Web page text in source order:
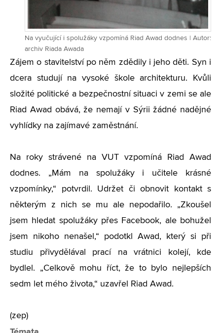
Na vyučující i spolužáky vzpomíná Riad Awad dodnes | Autor:
archiv Riada Awada
Zájem o stavitelství po něm zdědily i jeho děti. Syn i
dcera studují na vysoké škole architekturu. Kvůli
složité politické a bezpečnostní situaci v zemi se ale
Riad Awad obává, že nemají v Sýrii žádné nadějné
vyhlídky na zajímavé zaměstnání.
Na roky strávené na VUT vzpomíná Riad Awad
dodnes. „Mám na spolužáky i učitele krásné
vzpomínky,“ potvrdil. Udržet či obnovit kontakt s
některým z nich se mu ale nepodařilo. „Zkoušel
jsem hledat spolužáky přes Facebook, ale bohužel
jsem nikoho nenašel,“ podotkl Awad, který si při
studiu přivydělával prací na vrátnici kolejí, kde
bydlel. „Celkově mohu říct, že to bylo nejlepších
sedm let mého života,“ uzavřel Riad Awad.
(zep)